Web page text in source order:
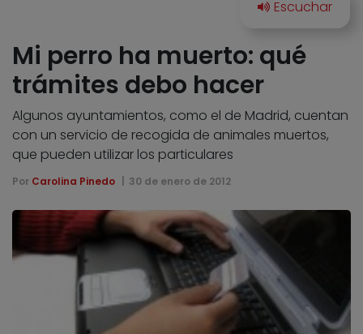
Mi perro ha muerto: qué
trámites debo hacer
Algunos ayuntamientos, como el de Madrid, cuentan
con un servicio de recogida de animales muertos,
que pueden utilizar los particulares
Por Carolina Pinedo 30 de enero de 2012